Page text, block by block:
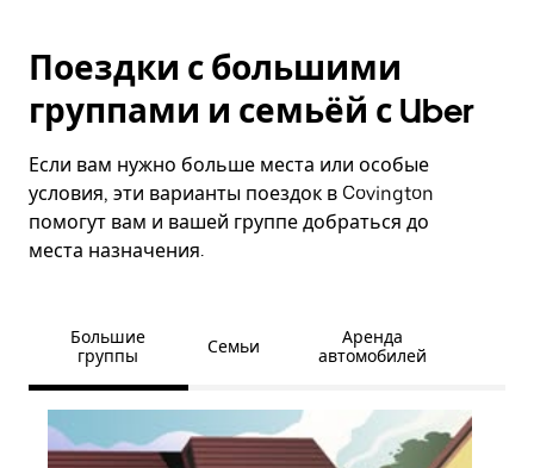
Поездки с большими
группами и семьёй с Uber
Если вам нужно больше места или особые
условия, эти варианты поездок в Covington
помогут вам и вашей группе добраться до
места назначения.
Большие
группы
Семьи
Аренда
автомобилей